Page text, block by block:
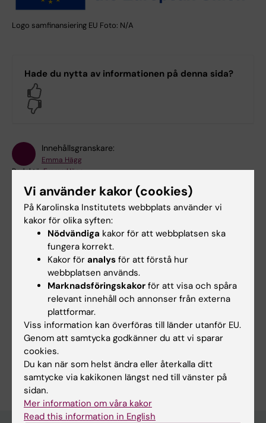
Logo samfinansiering EU Foto: N/A
Hade du nytta av informationen på denna sida?
Innehållsgranskare:
Emma Hägg
Redaktör:Emma Hägg
Dela
Mer om det här ämnet
NeurotechEU:s officiella sida
European Universities Initiative
Vi använder kakor (cookies)
På Karolinska Institutets webbplats använder vi
kakor för olika syften:
Nödvändiga kakor för att webbplatsen ska
fungera korrekt.
Kakor för analys för att förstå hur
webbplatsen används.
Marknadsföringskakor för att visa och spåra
relevant innehåll och annonser från externa
plattformar.
Viss information kan överföras till länder utanför EU.
Genom att samtycka godkänner du att vi sparar
cookies.
Du kan när som helst ändra eller återkalla ditt
samtycke via kakikonen längst ned till vänster på
sidan.
Mer information om våra kakor
Read this information in English